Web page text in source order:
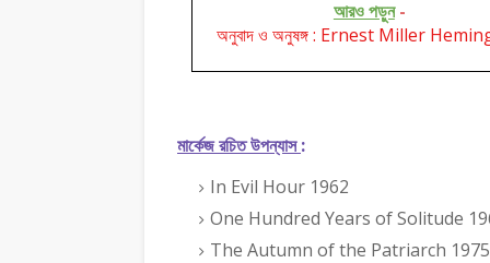
আরও পড়ুন-
অনুবাদ ও অনুষঙ্গ : Ernest Miller
মার্কেজ রচিত উপন্যাস:
In Evil Hour 1962
One Hundred Years of Solitude
The Autumn of the Patriarch 1975